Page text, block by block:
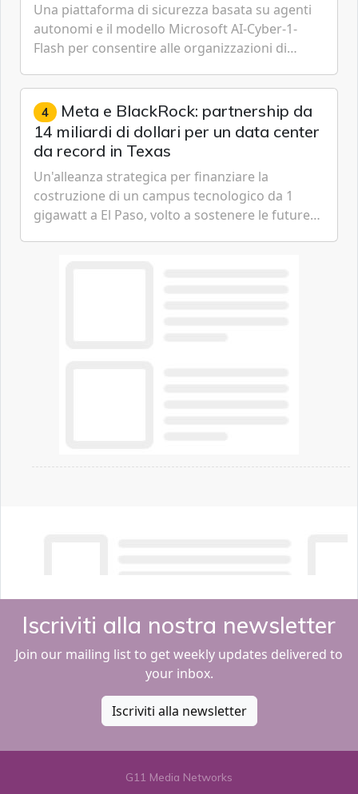
Una piattaforma di sicurezza basata su agenti
autonomi e il modello Microsoft AI-Cyber-1-
Flash per consentire alle organizzazioni di
gestione continua del rischio.
4 Meta e BlackRock: partnership da
14 miliardi di dollari per un data center
da record in Texas
Un'alleanza strategica per finanziare la
costruzione di un campus tecnologico da 1
gigawatt a El Paso, volto a sostenere le future
Iscriviti alla nostra newsletter
Join our mailing list to get weekly updates delivered to
your inbox.
Iscriviti alla newsletter
G11 Media Networks